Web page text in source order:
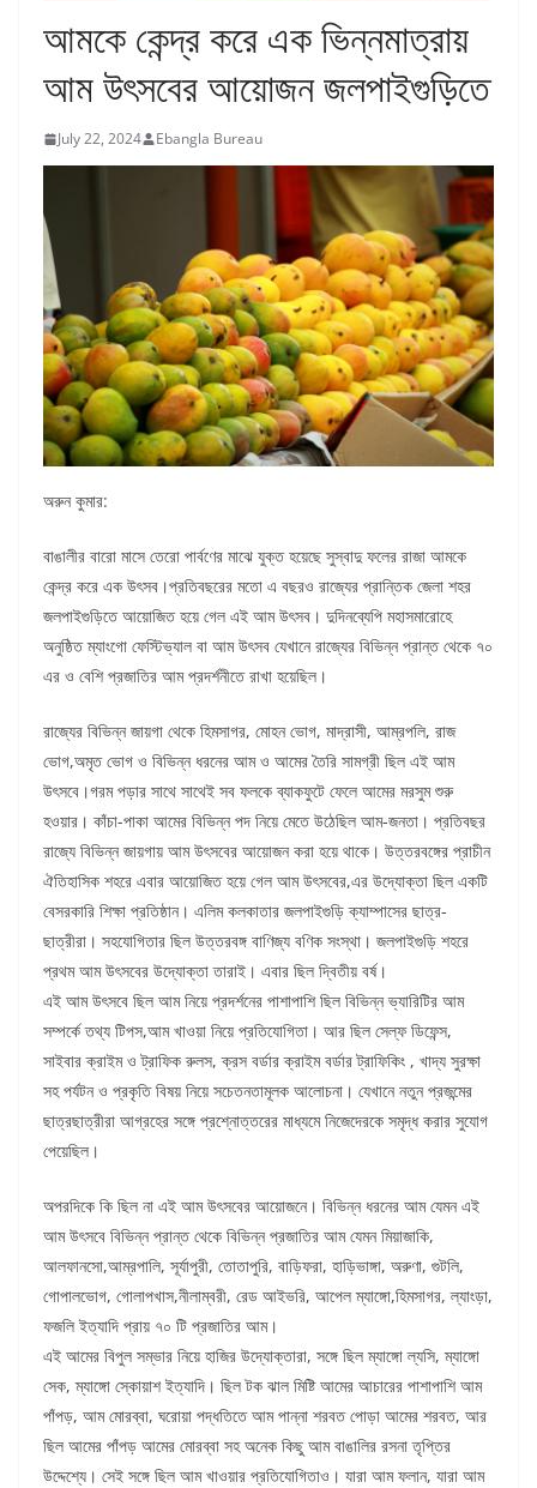
আমকে কেন্দ্র করে এক ভিন্নমাত্রায়
আম উৎসবের আয়োজন জলপাইগুড়িতে
July 22, 2024 Ebangla Bureau
অরুন কুমার:
বাঙালীর বারো মাসে তেরো পার্বণের মাঝে যুক্ত হয়েছে সুস্বাদু ফলের রাজা আমকে
কেন্দ্র করে এক উৎসব।প্রতিবছরের মতো এ বছরও রাজ্যের প্রান্তিক জেলা শহর
জলপাইগুড়িতে আয়োজিত হয়ে গেল এই আম উৎসব। দুদিনব্যেপি মহাসমারোহে
অনুষ্ঠিত ম্যাংগো ফেস্টিভ্যাল বা আম উৎসব যেখানে রাজ্যের বিভিন্ন প্রান্ত থেকে ৭০
এর ও বেশি প্রজাতির আম প্রদর্শনীতে রাখা হয়েছিল।
রাজ্যের বিভিন্ন জায়গা থেকে হিমসাগর, মোহন ভোগ, মাদ্রাসী, আম্রপলি, রাজ
ভোগ,অমৃত ভোগ ও বিভিন্ন ধরনের আম ও আমের তৈরি সামগ্রী ছিল এই আম
উৎসবে।গরম পড়ার সাথে সাথেই সব ফলকে ব্যাকফুটে ফেলে আমের মরসুম শুরু
হওয়ার। কাঁচা-পাকা আমের বিভিন্ন পদ নিয়ে মেতে উঠেছিল আম-জনতা। প্রতিবছর
রাজ্যে বিভিন্ন জায়গায় আম উৎসবের আয়োজন করা হয়ে থাকে। উত্তরবঙ্গের প্রাচীন
ঐতিহাসিক শহরে এবার আয়োজিত হয়ে গেল আম উৎসবের,এর উদ্যোক্তা ছিল একটি
বেসরকারি শিক্ষা প্রতিষ্ঠান। এলিম কলকাতার জলপাইগুড়ি ক্যাম্পাসের ছাত্র-
ছাত্রীরা। সহযোগিতার ছিল উত্তরবঙ্গ বাণিজ্য বণিক সংস্থা। জলপাইগুড়ি শহরে
প্রথম আম উৎসবের উদ্যোক্তা তারাই। এবার ছিল দ্বিতীয় বর্ষ।
এই আম উৎসবে ছিল আম নিয়ে প্রদর্শনের পাশাপাশি ছিল বিভিন্ন ভ্যারিটির আম
সম্পর্কে তথ্য টিপস,আম খাওয়া নিয়ে প্রতিযোগিতা। আর ছিল সেল্ফ ডিফেন্স,
সাইবার ক্রাইম ও ট্রাফিক রুলস, ক্রস বর্ডার ক্রাইম বর্ডার ট্রাফিকিং , খাদ্য সুরক্ষা
সহ পর্যটন ও প্রকৃতি বিষয় নিয়ে সচেতনতামূলক আলোচনা। যেখানে নতুন প্রজন্মের
ছাত্রছাত্রীরা আগ্রহের সঙ্গে প্রশ্নোত্তরের মাধ্যমে নিজেদেরকে সমৃদ্ধ করার সুযোগ
পেয়েছিল।
অপরদিকে কি ছিল না এই আম উৎসবের আয়োজনে। বিভিন্ন ধরনের আম যেমন এই
আম উৎসবে বিভিন্ন প্রান্ত থেকে বিভিন্ন প্রজাতির আম যেমন মিয়াজাকি,
আলফানসো,আম্রপালি, সূর্যাপুরী, তোতাপুরি, বাড়িফরা, হাড়িভাঙ্গা, অরুণা, গুটলি,
গোপালভোগ, গোলাপখাস,নীলাম্বরী, রেড আইভরি, আপেল ম্যাঙ্গো,হিমসাগর, ল্যাংড়া,
ফজলি ইত্যাদি প্রায় ৭০ টি প্রজাতির আম।
এই আমের বিপুল সম্ভার নিয়ে হাজির উদ্যোক্তারা, সঙ্গে ছিল ম্যাঙ্গো ল্যসি, ম্যাঙ্গো
সেক, ম্যাঙ্গো স্কোয়াশ ইত্যাদি। ছিল টক ঝাল মিষ্টি আমের আচারের পাশাপাশি আম
পাঁপড়, আম মোরব্বা, ঘরোয়া পদ্ধতিতে আম পান্না শরবত পোড়া আমের শরবত, আর
ছিল আমের পাঁপড় আমের মোরব্বা সহ অনেক কিছু আম বাঙালির রসনা তৃপ্তির
উদ্দেশ্যে। সেই সঙ্গে ছিল আম খাওয়ার প্রতিযোগিতাও। যারা আম ফলান, যারা আম